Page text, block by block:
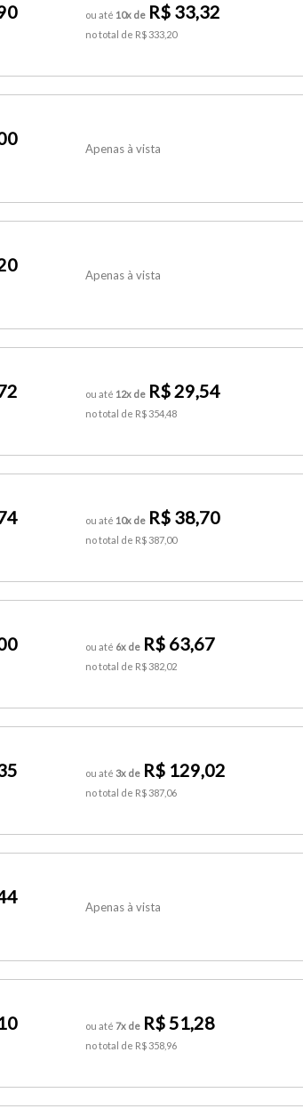
ou até 10x de R$ 33,32
no total de R$ 333,20
Apenas à vista
Apenas à vista
ou até 12x de R$ 29,54
no total de R$ 354,48
ou até 10x de R$ 38,70
no total de R$ 387,00
ou até 6x de R$ 63,67
no total de R$ 382,02
ou até 3x de R$ 129,02
no total de R$ 387,06
Apenas à vista
ou até 7x de R$ 51,28
no total de R$ 358,96